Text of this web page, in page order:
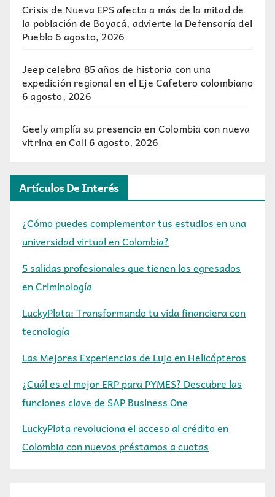
Crisis de Nueva EPS afecta a más de la mitad de
la población de Boyacá, advierte la Defensoría del
Pueblo6 agosto, 2026
Jeep celebra 85 años de historia con una
expedición regional en el Eje Cafetero colombiano
6 agosto, 2026
Geely amplía su presencia en Colombia con nueva
vitrina en Cali 6 agosto, 2026
Artículos De Interés
¿Cómo puedes complementar tus estudios en una
universidad virtual en Colombia?
5 salidas profesionales que tienen los egresados
en Criminología
LuckyPlata: Transformando tu vida financiera con
tecnología
Las Mejores Experiencias de Lujo en Helicópteros
¿Cuál es el mejor ERP para PYMES? Descubre las
funciones clave de SAP Business One
LuckyPlata revoluciona el acceso al crédito en
Colombia con nuevos préstamos a cuotas